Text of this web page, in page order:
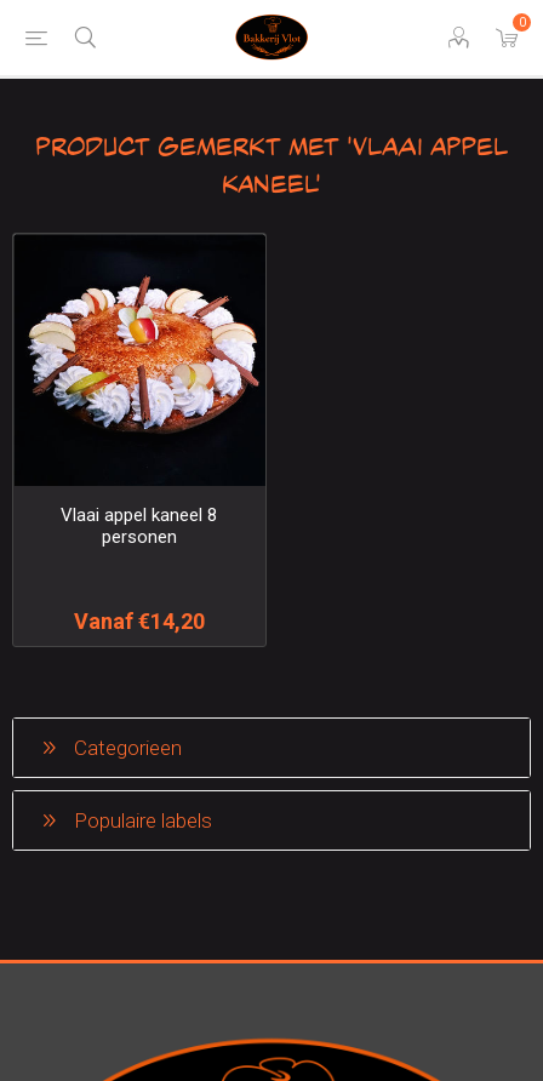
0
Product gemerkt met 'Vlaai appel
kaneel'
Vlaai appel kaneel 8
personen
Vanaf €14,20
Categorieen
Populaire labels